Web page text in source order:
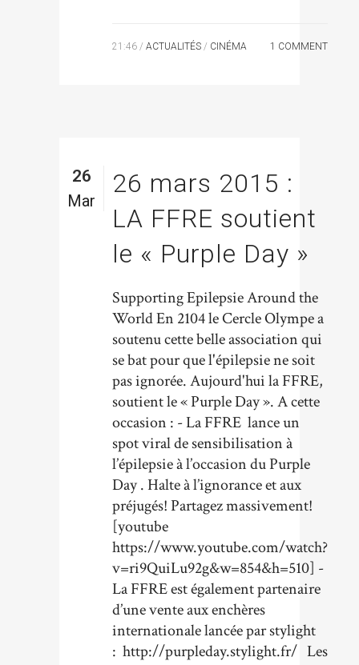
21:46 / ACTUALITÉS / CINÉMA 1 COMMENT
26
Mar
26 mars 2015 :
LA FFRE soutient
le « Purple Day »
Supporting Epilepsie Around the
World En 2104 le Cercle Olympe a
soutenu cette belle association qui
se bat pour que l'épilepsie ne soit
pas ignorée. Aujourd'hui la FFRE,
soutient le « Purple Day ». A cette
occasion : - La FFRE lance un
spot viral de sensibilisation à
l’épilepsie à l’occasion du Purple
Day . Halte à l’ignorance et aux
préjugés! Partagez massivement!
[youtube
https://www.youtube.com/watch?
v=ri9QuiLu92g&w=854&h=510] -
La FFRE est également partenaire
d’une vente aux enchères
internationale lancée par stylight
: http://purpleday.stylight.fr/ Les